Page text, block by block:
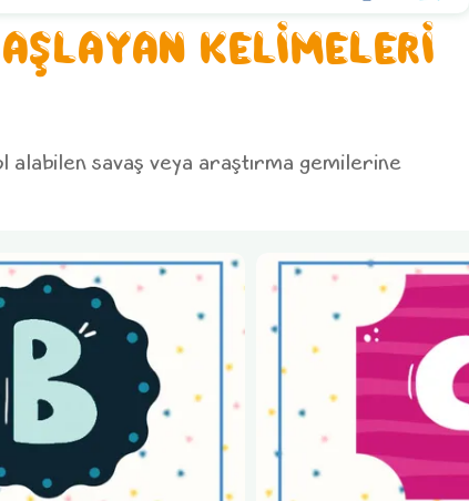
KELİMELERİ
alabilen savaş veya araştırma gemilerine